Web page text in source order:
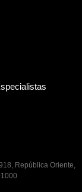
República Oriente,